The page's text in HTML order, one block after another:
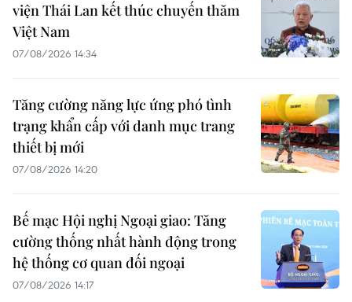
viện Thái Lan kết thúc chuyến thăm
Việt Nam
07/08/2026 14:34
Tăng cường năng lực ứng phó tình
trạng khẩn cấp với danh mục trang
thiết bị mới
07/08/2026 14:20
Bế mạc Hội nghị Ngoại giao: Tăng
cường thống nhất hành động trong
hệ thống cơ quan đối ngoại
07/08/2026 14:17